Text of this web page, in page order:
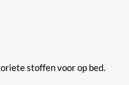
stoffen voor op bed.